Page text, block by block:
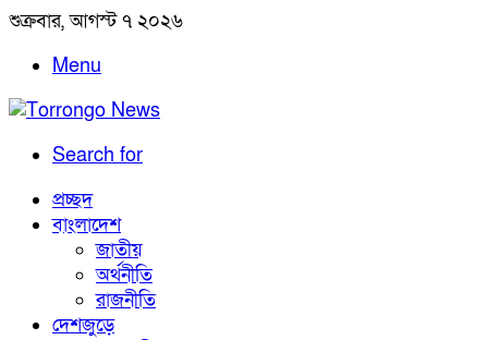
শুক্রবার, আগস্ট ৭ ২০২৬
Menu
Search for
প্রচ্ছদ
বাংলাদেশ
জাতীয়
অর্থনীতি
রাজনীতি
দেশজুড়ে